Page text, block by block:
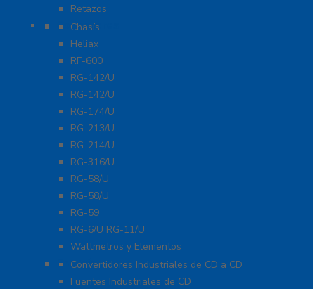
Retazos
Conectores
Chasís
Heliax
RF-600
RG-142/U
RG-142/U
RG-174/U
RG-213/U
RG-214/U
RG-316/U
RG-58/U
RG-58/U
RG-59
RG-6/U RG-11/U
Wattmetros y Elementos
Energía
Convertidores Industriales de CD a CD
Fuentes Industriales de CD